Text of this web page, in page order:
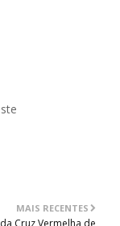
MAIS RECENTES